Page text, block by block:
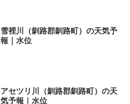
雪裡川（釧路郡釧路町）の天気予
報｜水位
アセツリ川（釧路郡釧路町）の天
気予報｜水位